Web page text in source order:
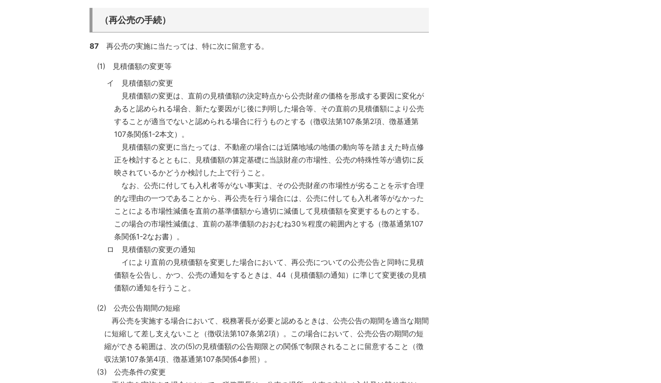
（再公売の手続）
87 再公売の実施に当たっては、特に次に留意する。
(1) 見積価額の変更等
イ 見積価額の変更
見積価額の変更は、直前の見積価額の決定時点から公売財産の価格を形成する要因に変化が
あると認められる場合、新たな要因がじ後に判明した場合等、その直前の見積価額により公売
することが適当でないと認められる場合に行うものとする（徴収法第107条第2項、徴基通第
107条関係1-2本文）。
見積価額の変更に当たっては、不動産の場合には近隣地域の地価の動向等を踏まえた時点修
正を検討するとともに、見積価額の算定基礎に当該財産の市場性、公売の特殊性等が適切に反
映されているかどうか検討した上で行うこと。
なお、公売に付しても入札者等がない事実は、その公売財産の市場性が劣ることを示す合理
的な理由の一つであることから、再公売を行う場合には、公売に付しても入札者等がなかった
ことによる市場性減価を直前の基準価額から適切に減価して見積価額を変更するものとする。
この場合の市場性減価は、直前の基準価額のおおむね30％程度の範囲内とする（徴基通第107
条関係1-2なお書）。
ロ 見積価額の変更の通知
イにより直前の見積価額を変更した場合において、再公売についての公売公告と同時に見積
価額を公告し、かつ、公売の通知をするときは、44（見積価額の通知）に準じて変更後の見積
価額の通知を行うこと。
(2) 公売公告期間の短縮
再公売を実施する場合において、税務署長が必要と認めるときは、公売公告の期間を適当な期間
に短縮して差し支えないこと（徴収法第107条第2項）。この場合において、公売公告の期間の短
縮ができる範囲は、次の(5)の見積価額の公告期限との関係で制限されることに留意すること（徴
収法第107条第4項、徴基通第107条関係4参照）。
(3) 公売条件の変更